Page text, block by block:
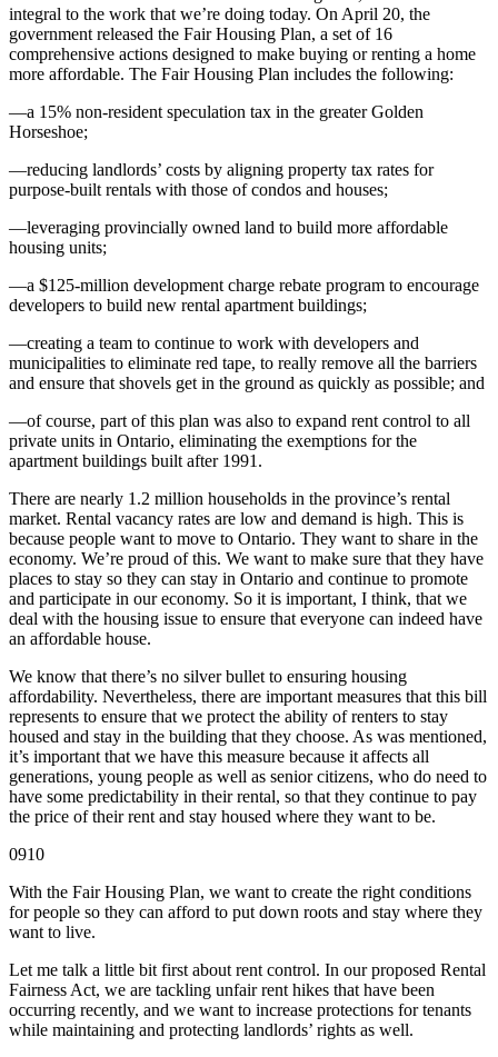
integral to the work that we’re doing today. On April 20, the
government released the Fair Housing Plan, a set of 16
comprehensive actions designed to make buying or renting a home
more affordable. The Fair Housing Plan includes the following:
—a 15% non-resident speculation tax in the greater Golden
Horseshoe;
—reducing landlords’ costs by aligning property tax rates for
purpose-built rentals with those of condos and houses;
—leveraging provincially owned land to build more affordable
housing units;
—a $125-million development charge rebate program to encourage
developers to build new rental apartment buildings;
—creating a team to continue to work with developers and
municipalities to eliminate red tape, to really remove all the barriers
and ensure that shovels get in the ground as quickly as possible; and
—of course, part of this plan was also to expand rent control to all
private units in Ontario, eliminating the exemptions for the
apartment buildings built after 1991.
There are nearly 1.2 million households in the province’s rental
market. Rental vacancy rates are low and demand is high. This is
because people want to move to Ontario. They want to share in the
economy. We’re proud of this. We want to make sure that they have
places to stay so they can stay in Ontario and continue to promote
and participate in our economy. So it is important, I think, that we
deal with the housing issue to ensure that everyone can indeed have
an affordable house.
We know that there’s no silver bullet to ensuring housing
affordability. Nevertheless, there are important measures that this bill
represents to ensure that we protect the ability of renters to stay
housed and stay in the building that they choose. As was mentioned,
it’s important that we have this measure because it affects all
generations, young people as well as senior citizens, who do need to
have some predictability in their rental, so that they continue to pay
the price of their rent and stay housed where they want to be.
0910
With the Fair Housing Plan, we want to create the right conditions
for people so they can afford to put down roots and stay where they
want to live.
Let me talk a little bit first about rent control. In our proposed Rental
Fairness Act, we are tackling unfair rent hikes that have been
occurring recently, and we want to increase protections for tenants
while maintaining and protecting landlords’ rights as well.